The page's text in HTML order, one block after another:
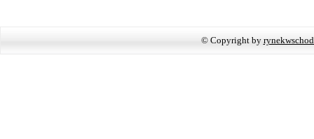
© Copyright by